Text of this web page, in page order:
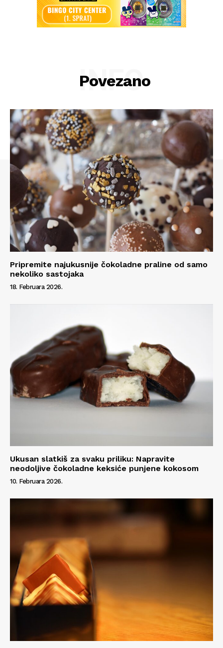
Info
Kontakt
Impressum
Povezano
INFO
Pripremite najukusnije čokoladne praline od samo
nekoliko sastojaka
18. Februara 2026.
Ukusan slatkiš za svaku priliku: Napravite
neodoljive čokoladne keksiće punjene kokosom
10. Februara 2026.